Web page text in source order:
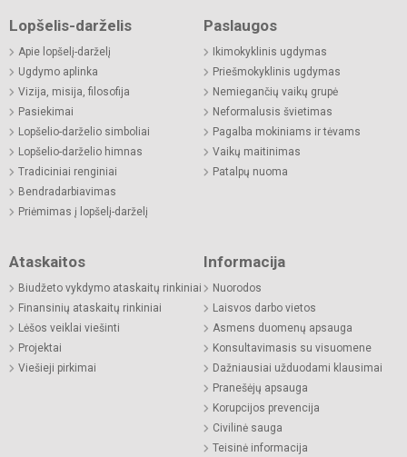
Lopšelis-darželis
Apie lopšelį-darželį
Ugdymo aplinka
Vizija, misija, filosofija
Pasiekimai
Lopšelio-darželio simboliai
Lopšelio-darželio himnas
Tradiciniai renginiai
Bendradarbiavimas
Priėmimas į lopšelį-darželį
Paslaugos
Ikimokyklinis ugdymas
Priešmokyklinis ugdymas
Nemiegančių vaikų grupė
Neformalusis švietimas
Pagalba mokiniams ir tėvams
Vaikų maitinimas
Patalpų nuoma
Ataskaitos
Biudžeto vykdymo ataskaitų rinkiniai
Finansinių ataskaitų rinkiniai
Lėšos veiklai viešinti
Projektai
Viešieji pirkimai
Informacija
Nuorodos
Laisvos darbo vietos
Asmens duomenų apsauga
Konsultavimasis su visuomene
Dažniausiai užduodami klausimai
Pranešėjų apsauga
Korupcijos prevencija
Civilinė sauga
Teisinė informacija